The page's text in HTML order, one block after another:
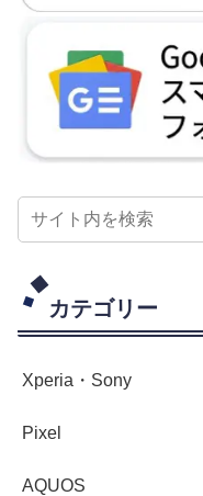
カテゴリー
Xperia・Sony
Pixel
AQUOS